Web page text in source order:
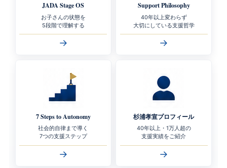
JADA Stage OS
お子さんの状態を
5段階で理解する
→
Support Philosophy
40年以上変わらず
大切にしている支援哲学
→
7 Steps to Autonomy
社会的自律まで導く
7つの支援ステップ
→
杉浦孝宣プロフィール
40年以上・1万人超の
支援実績をご紹介
→